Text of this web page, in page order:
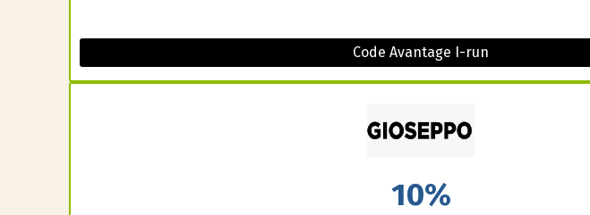
Code Avantage I-run
10%